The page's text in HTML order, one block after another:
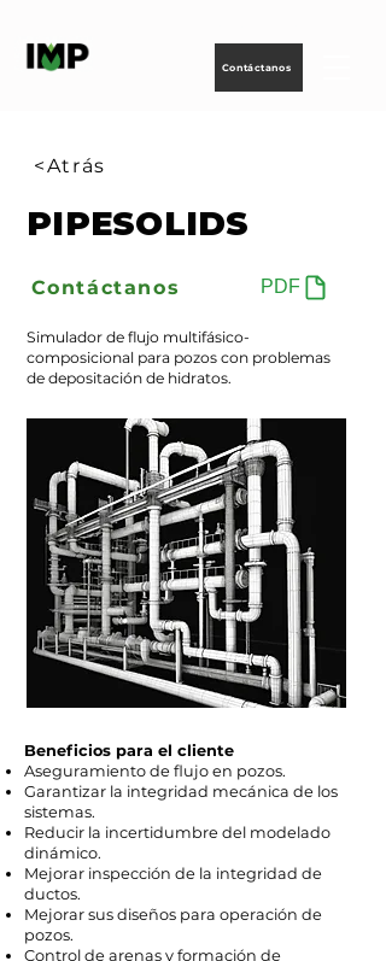
Contáctanos
<Atrás
PIPESOLIDS
Contáctanos PDF
Simulador de flujo multifásico-
composicional para pozos con problemas
de depositación de hidratos.
Beneficios para el cliente
Aseguramiento de flujo en pozos.
Garantizar la integridad mecánica de los
sistemas.
Reducir la incertidumbre del modelado
dinámico.
Mejorar inspección de la integridad de
ductos.
Mejorar sus diseños para operación de
pozos.
Control de arenas y formación de